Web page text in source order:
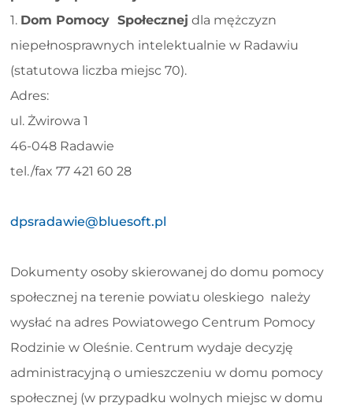
1. Dom Pomocy Społecznej dla mężczyzn
niepełnosprawnych intelektualnie w Radawiu
(statutowa liczba miejsc 70).
Adres:
ul. Żwirowa 1
46-048 Radawie
tel./fax 77 421 60 28
dpsradawie@bluesoft.pl
Dokumenty osoby skierowanej do domu pomocy
społecznej na terenie powiatu oleskiego należy
wysłać na adres Powiatowego Centrum Pomocy
Rodzinie w Oleśnie. Centrum wydaje decyzję
administracyjną o umieszczeniu w domu pomocy
społecznej (w przypadku wolnych miejsc w domu